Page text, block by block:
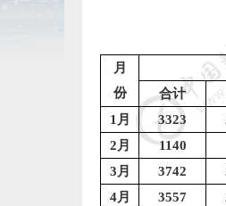
月
份
合计
1 月 3323
2 月 1140
3 月 3742
4月 3557